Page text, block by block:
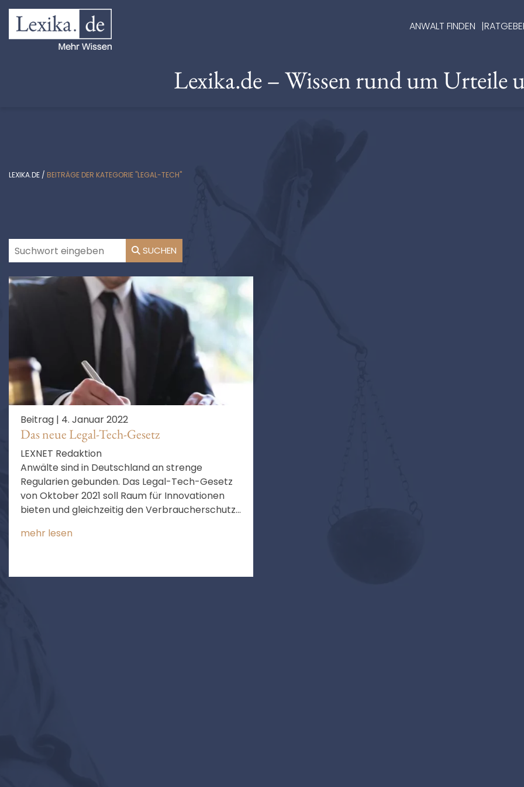
ANWALT FINDEN
Lexika.de – Wissen rund um Urteile
LEXIKA.DE / BEITRÄGE DER KATEGORIE "LEGAL-TECH"
SUCHEN
Beitrag | 4. Januar 2022
Das neue Legal-Tech-Gesetz
LEXNET Redaktion
Anwälte sind in Deutschland an strenge
Regularien gebunden. Das Legal-Tech-Gesetz
von Oktober 2021 soll Raum für Innovationen
bieten und gleichzeitig den Verbraucherschutz
mehr lesen